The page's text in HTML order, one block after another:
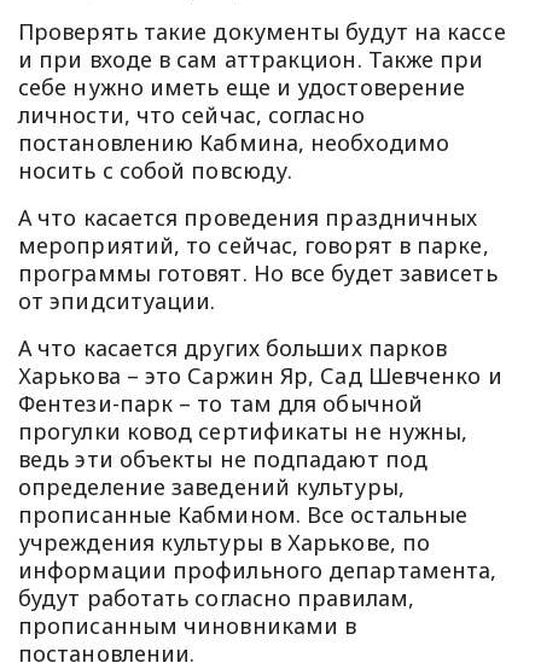
Проверять такие документы будут на кассе
и при входе в сам аттракцион. Также при
себе нужно иметь еще и удостоверение
личности, что сейчас, согласно
постановлению Кабмина, необходимо
носить с собой повсюду.
А что касается проведения праздничных
мероприятий, то сейчас, говорят в парке,
программы готовят. Но все будет зависеть
от эпидситуации.
А что касается других больших парков
Харькова – это Саржин Яр, Сад Шевченко и
Фентези-парк – то там для обычной
прогулки ковод сертификаты не нужны,
ведь эти объекты не подпадают под
определение заведений культуры,
прописанные Кабмином. Все остальные
учреждения культуры в Харькове, по
информации профильного департамента,
будут работать согласно правилам,
прописанным чиновниками в
постановлении.